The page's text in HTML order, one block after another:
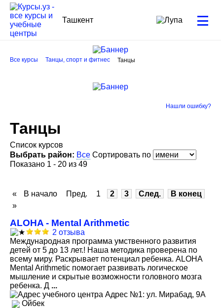
Ташкент
Все курсы Танцы, спорт и фитнес Танцы
Нашли ошибку?
Танцы
Список курсов
Выбрать район: Все Сортировать по
Показано 1 - 20 из 49
« В начало Пред. 1 2 3 След.
В конец
»
ALOHA - Mental Arithmetic
2 отзыва
Международная программа умственного развития
детей от 5 до 13 лет.! Наша методика проверена по
всему миру. Раскрывает потенциал ребенка. ALOHA
Mental Arithmetic помогает развивать логическое
мышление и скрытые возможности головного мозга
ребенка. Д ...
Адрес №1: ул. Мирабад, 9А
Ойбек